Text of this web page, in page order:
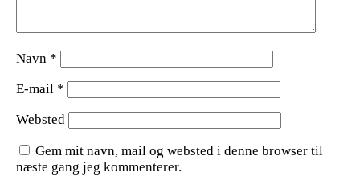
Navn *
E-mail *
Websted
Gem mit navn, mail og websted i denne browser til
næste gang jeg kommenterer.